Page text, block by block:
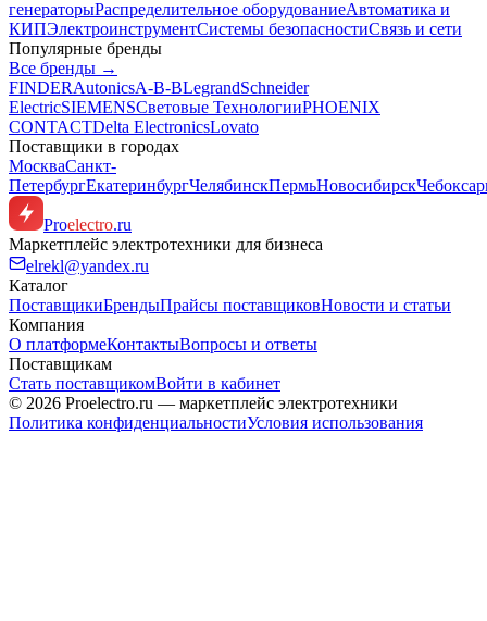
генераторыРаспределительное оборудованиеАвтоматика и
КИПЭлектроинструментСистемы безопасностиСвязь и сети
Популярные бренды
Все бренды →
FINDERAutonicsA-B-BLegrandSchneider
ElectricSIEMENSСветовые ТехнологииPHOENIX
CONTACTDelta ElectronicsLovato
Поставщики в городах
МоскваСанкт-
ПетербургЕкатеринбургЧелябинскПермьНовосибирск
Proelectro.ru
Маркетплейс электротехники для бизнеса
elrekl@yandex.ru
Каталог
ПоставщикиБрендыПрайсы поставщиковНовости и статьи
Компания
О платформеКонтактыВопросы и ответы
Поставщикам
Стать поставщикомВойти в кабинет
© 2026 Proelectro.ru — маркетплейс электротехники
Политика конфиденциальностиУсловия использования